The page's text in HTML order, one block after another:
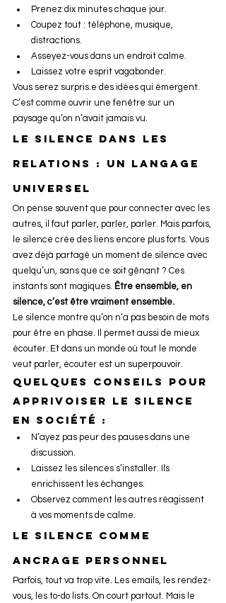
Prenez dix minutes chaque jour.
Coupez tout : téléphone, musique,
distractions.
Asseyez-vous dans un endroit calme.
Laissez votre esprit vagabonder.
Vous serez surpris.e des idées qui émergent.
C’est comme ouvrir une fenêtre sur un
paysage qu’on n’avait jamais vu.
Le silence dans les
relations : un langage
universel
On pense souvent que pour connecter avec les
autres, il faut parler, parler, parler. Mais parfois,
le silence crée des liens encore plus forts. Vous
avez déjà partagé un moment de silence avec
quelqu’un, sans que ce soit gênant ? Ces
instants sont magiques. Être ensemble, en
silence, c’est être vraiment ensemble.
Le silence montre qu’on n’a pas besoin de mots
pour être en phase. Il permet aussi de mieux
écouter. Et dans un monde où tout le monde
veut parler, écouter est un superpouvoir.
Quelques conseils pour
apprivoiser le silence
en société :
N’ayez pas peur des pauses dans une
discussion.
Laissez les silences s’installer. Ils
enrichissent les échanges.
Observez comment les autres réagissent
à vos moments de calme.
Le silence comme
ancrage personnel
Parfois, tout va trop vite. Les emails, les rendez-
vous, les to-do lists. On court partout. Mais le